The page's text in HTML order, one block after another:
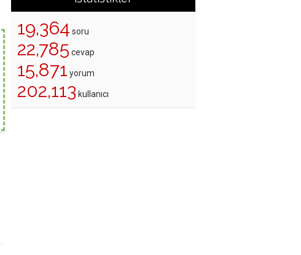
19,364 soru
22,785 cevap
15,871 yorum
202,113 kullanıcı